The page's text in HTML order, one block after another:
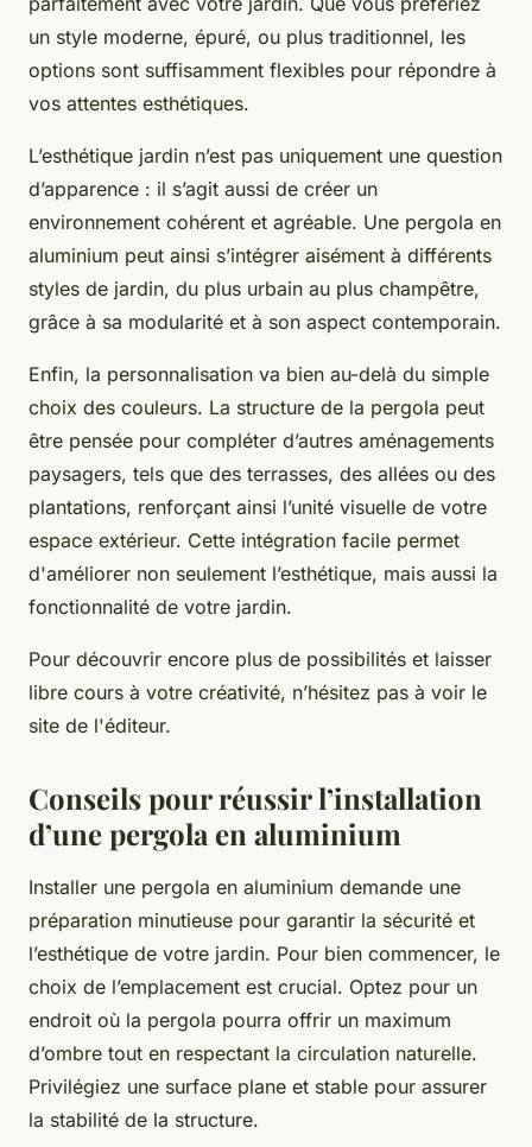
un style moderne, épuré, ou plus traditionnel, les
options sont suffisamment flexibles pour répondre à
vos attentes esthétiques.
L’esthétique jardin n’est pas uniquement une question
d’apparence : il s’agit aussi de créer un
environnement cohérent et agréable. Une pergola en
aluminium peut ainsi s’intégrer aisément à différents
styles de jardin, du plus urbain au plus champêtre,
grâce à sa modularité et à son aspect contemporain.
Enfin, la personnalisation va bien au-delà du simple
choix des couleurs. La structure de la pergola peut
être pensée pour compléter d’autres aménagements
paysagers, tels que des terrasses, des allées ou des
plantations, renforçant ainsi l’unité visuelle de votre
espace extérieur. Cette intégration facile permet
d'améliorer non seulement l’esthétique, mais aussi la
fonctionnalité de votre jardin.
Pour découvrir encore plus de possibilités et laisser
libre cours à votre créativité, n’hésitez pas à voir le
site de l'éditeur.
Conseils pour réussir l’installation
d’une pergola en aluminium
Installer une pergola en aluminium demande une
préparation minutieuse pour garantir la sécurité et
l’esthétique de votre jardin. Pour bien commencer, le
choix de l’emplacement est crucial. Optez pour un
endroit où la pergola pourra offrir un maximum
d’ombre tout en respectant la circulation naturelle.
Privilégiez une surface plane et stable pour assurer
la stabilité de la structure.